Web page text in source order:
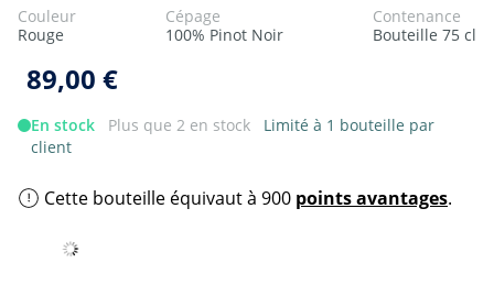
Couleur
Rouge
Cépage
100% Pinot Noir
Contenance
Bouteille 75 cl
89,00 €
En stock Plus que 2 en stock
Limité à 1 bouteille par
client
Cette bouteille équivaut à 900 points avantages.